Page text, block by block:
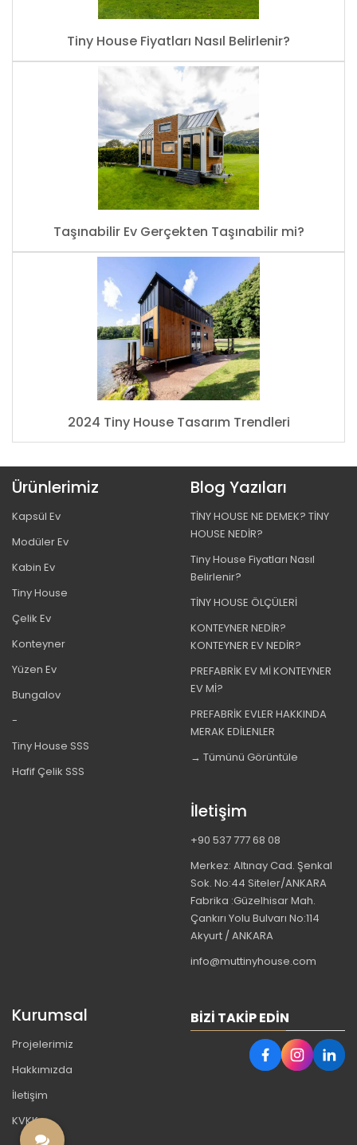
Tiny House Fiyatları Nasıl Belirlenir?
Taşınabilir Ev Gerçekten Taşınabilir mi?
2024 Tiny House Tasarım Trendleri
Ürünlerimiz
Kapsül Ev
Modüler Ev
Kabin Ev
Tiny House
Çelik Ev
Konteyner
Yüzen Ev
Bungalov
-
Tiny House SSS
Hafif Çelik SSS
Blog Yazıları
TİNY HOUSE NE DEMEK? TİNY
HOUSE NEDİR?
Tiny House Fiyatları Nasıl
Belirlenir?
TİNY HOUSE ÖLÇÜLERİ
KONTEYNER NEDİR?
KONTEYNER EV NEDİR?
PREFABRİK EV Mİ KONTEYNER
EV Mİ?
PREFABRİK EVLER HAKKINDA
MERAK EDİLENLER
→ Tümünü Görüntüle
İletişim
+90 537 777 68 08
Merkez: Altınay Cad. Şenkal
Sok. No:44 Siteler/ANKARA
Fabrika :Güzelhisar Mah.
Çankırı Yolu Bulvarı No:114
Akyurt / ANKARA
info@muttinyhouse.com
Kurumsal
Projelerimiz
Hakkımızda
İletişim
KVKK
BIZI TAKIP EDIN